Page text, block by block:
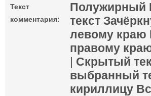
Текст
комментария:
Полужирный
текст
левому краю
правому
| Скрытый
выбранный
кириллицу